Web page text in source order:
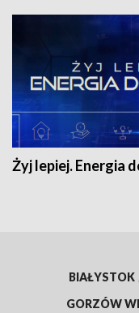
Żyj lepiej. Energia
BIAŁYSTOK
GORZÓW